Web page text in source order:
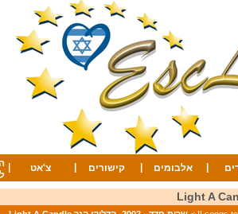
אלבומים קישורים צ'אט